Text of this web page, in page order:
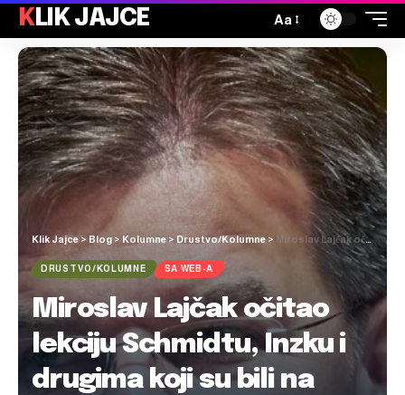
KLIK JAJCE Aa
Klik Jajce > Blog > Kolumne > Drustvo/Kolumne > Miroslav Lajčak očitao lekciju Schmidtu, Inzku i drugima koji su bili na njegovu mjestu: “Što više bonskih ovlasti, to manje BiH”
DRUSTVO/KOLUMNE SA WEB-A
Miroslav Lajčak očitao
lekciju Schmidtu, Inzku i
drugima koji su bili na